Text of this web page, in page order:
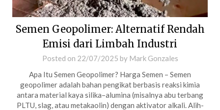
Semen Geopolimer: Alternatif Rendah
Emisi dari Limbah Industri
Posted on 22/07/2025 by Mark Gonzales
Apa Itu Semen Geopolimer? Harga Semen – Semen
geopolimer adalah bahan pengikat berbasis reaksi kimia
antara material kaya silika–alumina (misalnya abu terbang
PLTU, slag, atau metakaolin) dengan aktivator alkali. Alih-